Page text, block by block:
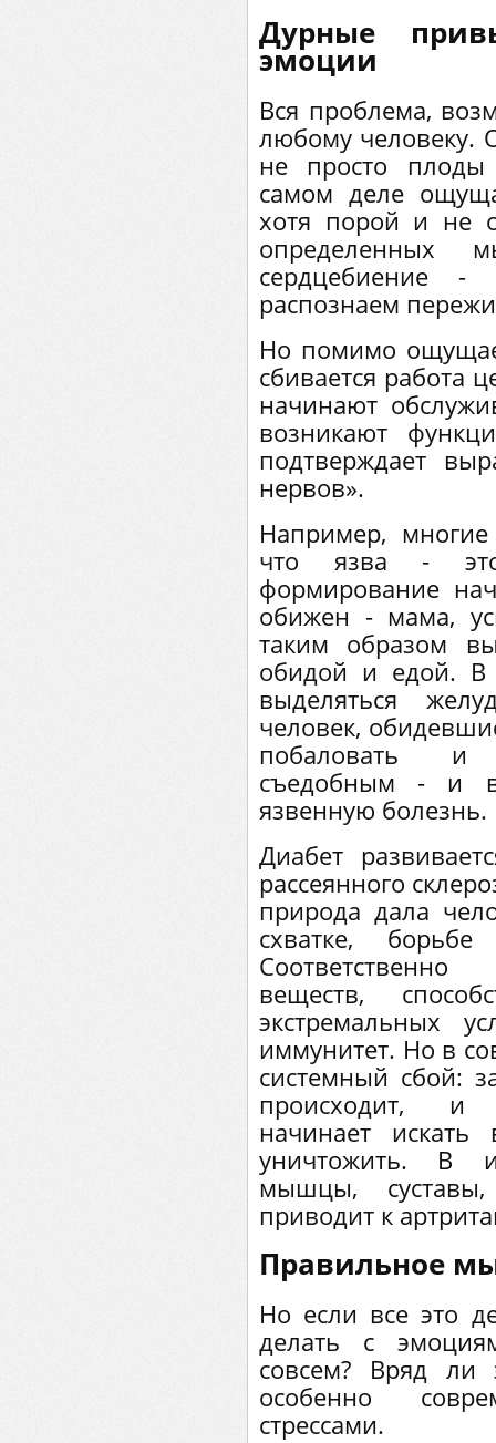
Дурные
эмоции
Вся проблема,
любому человеку.
не просто плоды
самом деле
хотя порой и не
определенных
сердцебиение
распознаем
Но помимо
сбивается работа
начинают
возникают
подтверждает
нервов».
Например,
что язва -
формирование
обижен - мама,
таким образом
обидой и едой. В
выделяться
человек,
побаловать и
съедобным - и в
язвенную болезнь.
Диабет
рассеянного
природа дала
схватке,
веществ,
экстремальных
иммунитет. Но в
системный сбой:
происходит, и
начинает
уничтожить. В
мышцы,
приводит к
Правильное
Но если все это
делать с
совсем? Вряд ли
особенно
стрессами.